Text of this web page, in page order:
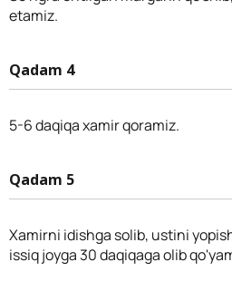
etamiz.
Qadam 4
5-6 daqiqa xamir qoramiz.
Qadam 5
Xamirni idishga solib, ustini
issiq joyga 30 daqiqaga olib